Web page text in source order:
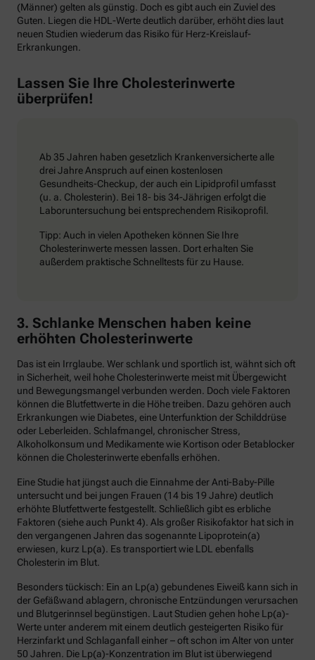
(Männer) gelten als günstig. Doch es gibt auch ein Zuviel des
Guten. Liegen die HDL-Werte deutlich darüber, erhöht dies laut
neuen Studien wiederum das Risiko für Herz-Kreislauf-
Erkrankungen.
Lassen Sie Ihre Cholesterinwerte
überprüfen!
Ab 35 Jahren haben gesetzlich Krankenversicherte alle
drei Jahre Anspruch auf einen kostenlosen
Gesundheits-Checkup, der auch ein Lipidprofil umfasst
(u. a. Cholesterin). Bei 18- bis 34-Jährigen erfolgt die
Laboruntersuchung bei entsprechendem Risikoprofil.
Tipp: Auch in vielen Apotheken können Sie Ihre
Cholesterinwerte messen lassen. Dort erhalten Sie
außerdem praktische Schnelltests für zu Hause.
3. Schlanke Menschen haben keine
erhöhten Cholesterinwerte
Das ist ein Irrglaube. Wer schlank und sportlich ist, wähnt sich oft
in Sicherheit, weil hohe Cholesterinwerte meist mit Übergewicht
und Bewegungsmangel verbunden werden. Doch viele Faktoren
können die Blutfettwerte in die Höhe treiben. Dazu gehören auch
Erkrankungen wie Diabetes, eine Unterfunktion der Schilddrüse
oder Leberleiden. Schlafmangel, chronischer Stress,
Alkoholkonsum und Medikamente wie Kortison oder Betablocker
können die Cholesterinwerte ebenfalls erhöhen.
Eine Studie hat jüngst auch die Einnahme der Anti-Baby-Pille
untersucht und bei jungen Frauen (14 bis 19 Jahre) deutlich
erhöhte Blutfettwerte festgestellt. Schließlich gibt es erbliche
Faktoren (siehe auch Punkt 4). Als großer Risikofaktor hat sich in
den vergangenen Jahren das sogenannte Lipoprotein(a)
erwiesen, kurz Lp(a). Es transportiert wie LDL ebenfalls
Cholesterin im Blut.
Besonders tückisch: Ein an Lp(a) gebundenes Eiweiß kann sich in
der Gefäßwand ablagern, chronische Entzündungen verursachen
und Blutgerinnsel begünstigen. Laut Studien gehen hohe Lp(a)-
Werte unter anderem mit einem deutlich gesteigerten Risiko für
Herzinfarkt und Schlaganfall einher – oft schon im Alter von unter
50 Jahren. Die Lp(a)-Konzentration im Blut ist überwiegend